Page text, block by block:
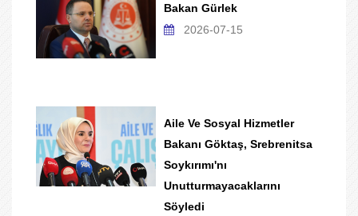
Bakan Gürlek
2026-07-15
Aile Ve Sosyal Hizmetler
Bakanı Göktaş, Srebrenitsa
Soykırımı'nı
Unutturmayacaklarını
Söyledi